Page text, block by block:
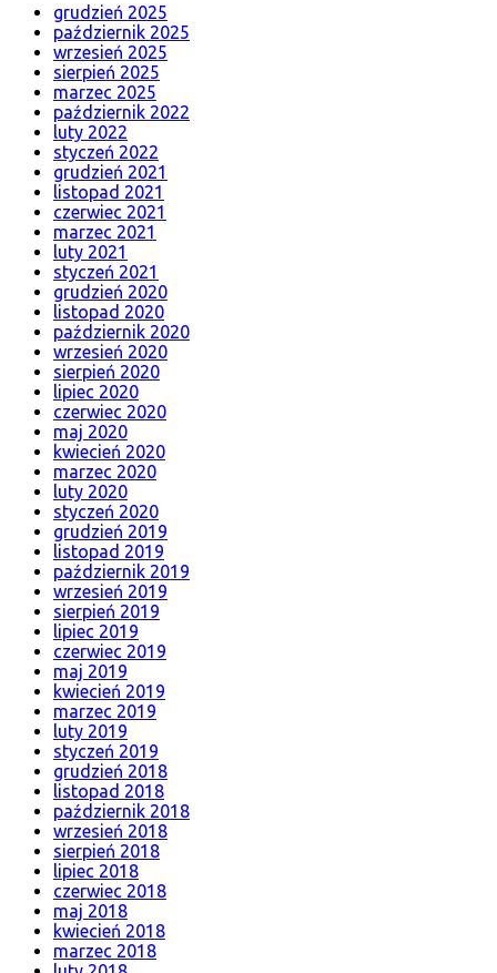
grudzień 2025
październik 2025
wrzesień 2025
sierpień 2025
marzec 2025
październik 2022
luty 2022
styczeń 2022
grudzień 2021
listopad 2021
czerwiec 2021
marzec 2021
luty 2021
styczeń 2021
grudzień 2020
listopad 2020
październik 2020
wrzesień 2020
sierpień 2020
lipiec 2020
czerwiec 2020
maj 2020
kwiecień 2020
marzec 2020
luty 2020
styczeń 2020
grudzień 2019
listopad 2019
październik 2019
wrzesień 2019
sierpień 2019
lipiec 2019
czerwiec 2019
maj 2019
kwiecień 2019
marzec 2019
luty 2019
styczeń 2019
grudzień 2018
listopad 2018
październik 2018
wrzesień 2018
sierpień 2018
lipiec 2018
czerwiec 2018
maj 2018
kwiecień 2018
marzec 2018